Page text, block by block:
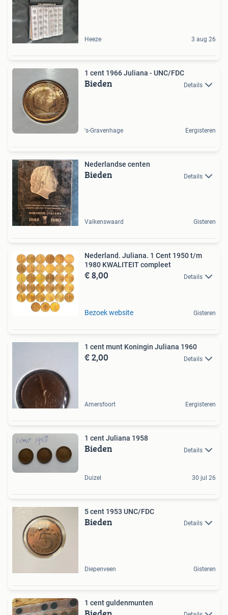
Heeze 3 aug 26
1 cent 1966 Juliana - UNC/FDC
Bieden Details
's-Gravenhage Eergisteren
Nederlandse centen
Bieden Details
Valkenswaard Gisteren
Nederland. Juliana. 1 Cent 1950 t/m
1980 KWALITEIT compleet
€ 8,00 Details
Bezoek website Gisteren
1 cent munt Koningin Juliana 1960
€ 2,00 Details
Amersfoort Eergisteren
1 cent Juliana 1958
Bieden Details
Duizel 30 jul 26
5 cent 1953 UNC/FDC
Bieden Details
Diepenveen Gisteren
1 cent guldenmunten